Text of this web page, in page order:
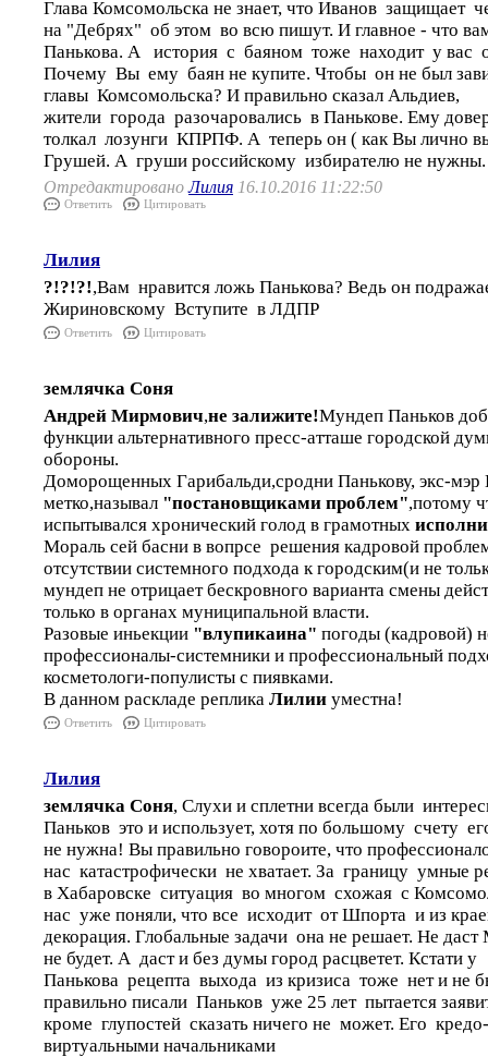
Глава Комсомольска не знает, что Иванов защищает
на "Дебрях" об этом во всю пишут. И главное - что
Панькова. А история с баяном тоже находит у вас
Почему Вы ему баян не купите. Чтобы он не был
главы Комсомольска? И правильно сказал Альдиев,
жители города разочаровались в Панькове. Ему
толкал лозунги КПРПФ. А теперь он ( как Вы лично
Грушей. А груши российскому избирателю не нужны.
ОтредактированоЛилия 16.10.2016 11:22:50
Ответить Цитировать
Лилия
?!?!?!,Вам нравится ложь Панькова? Ведь он
Жириновскому Вступите в ЛДПР
Ответить Цитировать
землячка Соня
Андрей Мирмович,не залижите!Мундеп Паньков
функции альтернативного пресс-атташе городской
обороны.
Доморощенных Гарибальди,сродни Панькову, экс-мэр
метко,называл "постановщиками проблем",потому
испытывался хронический голод в грамотных
Мораль сей басни в вопрсе решения кадровой
отсутствии системного подхода к городским(и не
мундеп не отрицает бескровного варианта смены
только в органах муниципальной власти.
Разовые иньекции "влупикаина" погоды (кадровой)
профессионалы-системники и профессиональный
косметологи-популисты с пиявками.
В данном раскладе реплика Лилии уместна!
Ответить Цитировать
Лилия
землячка Соня, Слухи и сплетни всегда были
Паньков это и использует, хотя по большому счету
не нужна! Вы правильно говороите, что
нас катастрофически не хватает. За границу умные
в Хабаровске ситуация во многом схожая с
нас уже поняли, что все исходит от Шпорта и из
декорация. Глобальные задачи она не решает. Не даст
не будет. А даст и без думы город расцветет. Кстати у
Панькова рецепта выхода из кризиса тоже нет и не
правильно писали Паньков уже 25 лет пытается
кроме глупостей сказать ничего не может. Его
виртуальными начальниками